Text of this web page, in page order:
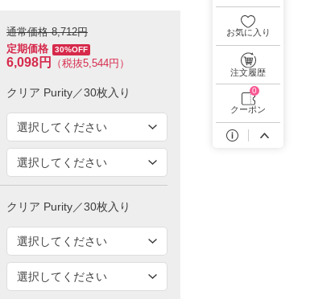
通常価格 8,712円
定期価格
30%OFF
6,098円 （税抜5,544円）
お気に入り
注文履歴
0
クーポン
乱視用カラコン 1day商品一覧を見る
遠近両用カラコン 1day商品一覧を見る
・サークルレンズ 2week商品一覧を見る
・サークルレンズ 1month商品一覧を見る
乱視用カラコン 1day商品一覧を見る
コンタクトレンズ 2week 商品一覧を見る
乱視用カラコン 1day商品一覧を見る
乱視用カラコン 1month商品一覧を見る